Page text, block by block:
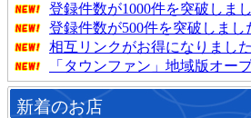
登録件数が1000件を突破しまし
登録件数が500件を突破しまし
相互リンクがお得になりました
「タウンファン」地域版オー
新着のお店